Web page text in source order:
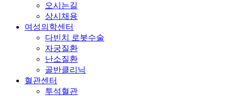
오시는길
상시채용
여성의학센터
다빈치 로봇수술
자궁질환
난소질환
골반클리닉
혈관센터
투석혈관